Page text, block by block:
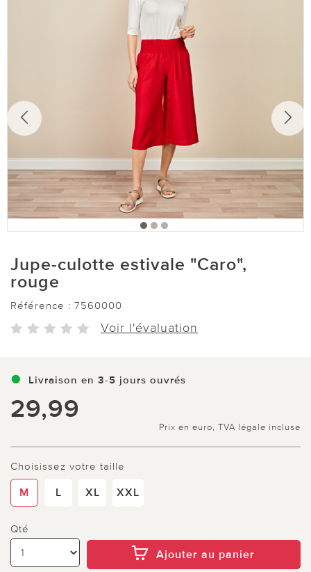
Jupe-culotte estivale "Caro",
rouge
Référence : 7560000
Voir l'évaluation
Livraison en 3-5 jours ouvrés
29,99
Prix en euro, TVA légale incluse
Choisissez votre taille
M L XL XXL
Qté
Ajouter au panier